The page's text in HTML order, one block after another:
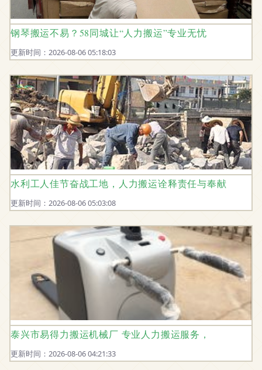
钢琴搬运不易？58同城让“人力搬运”专业无忧
更新时间：2026-08-06 05:18:03
水利工人佳节奋战工地，人力搬运诠释责任与奉献
更新时间：2026-08-06 05:03:08
泰兴市易得力搬运机械厂 专业人力搬运服务，
更新时间：2026-08-06 04:21:33